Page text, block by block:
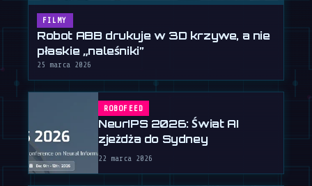
FILMY
Robot ABB drukuje w 3D krzywe, a nie
płaskie „naleśniki”
25 marca 2026
ROBOFEED
NeurIPS 2026: Świat AI
zjeżdża do Sydney
22 marca 2026